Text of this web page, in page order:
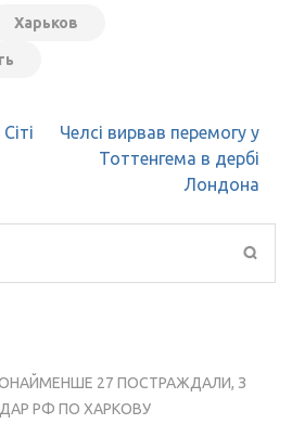
Харьков
Челсі вирвав перемогу у
Тоттенгема в дербі
Лондона
27 ПОСТРАЖДАЛИ, З
РФ ПО ХАРКОВУ